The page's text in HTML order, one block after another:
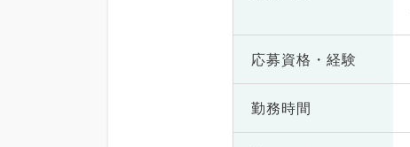
応募資格・ 経験
勤務時間